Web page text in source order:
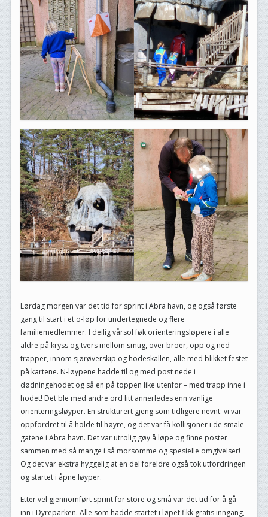
Lørdag morgen var det tid for sprint i Abra havn, og også første
gang til start i et o-løp for undertegnede og flere
familiemedlemmer. I deilig vårsol føk orienteringsløpere i alle
aldre på kryss og tvers mellom smug, over broer, opp og ned
trapper, innom sjørøverskip og hodeskallen, alle med blikket festet
på kartene. N-løypene hadde til og med post nede i
dødningehodet og så en på toppen like utenfor – med trapp inne i
hodet! Det ble med andre ord litt annerledes enn vanlige
orienteringsløyper. En strukturert gjeng som tidligere nevnt: vi var
oppfordret til å holde til høyre, og det var få kollisjoner i de smale
gatene i Abra havn. Det var utrolig gøy å løpe og finne poster
sammen med så mange i så morsomme og spesielle omgivelser!
Og det var ekstra hyggelig at en del foreldre også tok utfordringen
og startet i åpne løyper.
Etter vel gjennomført sprint for store og små var det tid for å gå
inn i Dyreparken. Alle som hadde startet i løpet fikk gratis inngang,